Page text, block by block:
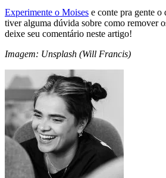
Experimente o Moises e conte pra gente o
tiver alguma dúvida sobre como remover
deixe seu comentário neste artigo!
Imagem: Unsplash (Will Francis)